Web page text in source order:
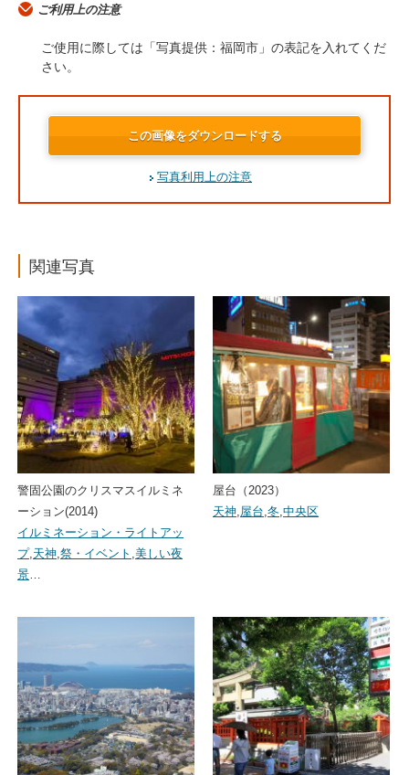
ご利用上の注意
ご使用に際しては「写真提供：福岡市」の表記を入れてくだ
さい。
この画像をダウンロードする
写真利用上の注意
関連写真
警固公園のクリスマスイルミネ
ーション(2014)
イルミネーション・ライトアッ
プ,天神,祭・イベント ,美しい夜
景…
屋台（2023）
天神,屋台,冬,中央区